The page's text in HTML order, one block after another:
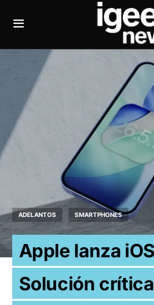
ADELANTOS SMARTPHONES
Apple lanza
Solución